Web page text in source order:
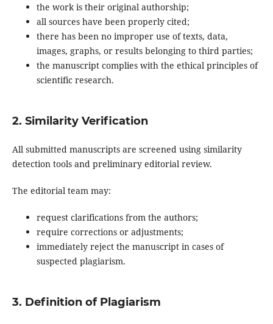
the work is their original authorship;
all sources have been properly cited;
there has been no improper use of texts, data,
images, graphs, or results belonging to third parties;
the manuscript complies with the ethical principles of
scientific research.
2. Similarity Verification
All submitted manuscripts are screened using similarity
detection tools and preliminary editorial review.
The editorial team may:
request clarifications from the authors;
require corrections or adjustments;
immediately reject the manuscript in cases of
suspected plagiarism.
3. Definition of Plagiarism